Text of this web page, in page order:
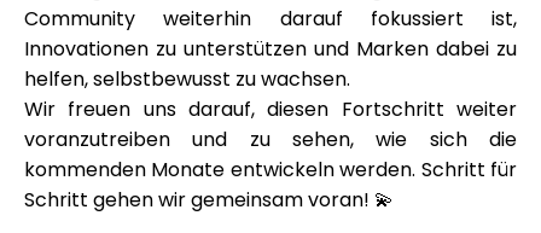
Community weiterhin darauf fokussiert ist,
Innovationen zu unterstützen und Marken dabei zu
helfen, selbstbewusst zu wachsen.
Wir freuen uns darauf, diesen Fortschritt weiter
voranzutreiben und zu sehen, wie sich die
kommenden Monate entwickeln werden. Schritt für
Schritt gehen wir gemeinsam voran! 💫